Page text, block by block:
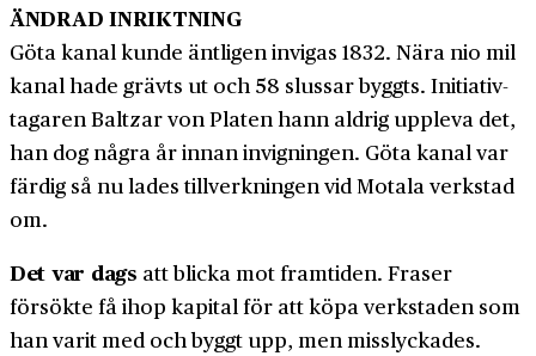
ÄNDRAD INRIKTNING
Göta kanal kunde äntligen invigas 1832. Nära nio mil
kanal hade grävts ut och 58 slussar byggts. Initiativ­
tagaren Baltzar von Platen hann aldrig uppleva det,
han dog några år innan invigningen. Göta kanal var
färdig så nu lades tillverkningen vid Motala verkstad
om.
Det var dags att blicka mot framtiden. Fraser
försökte få ihop kapital för att köpa verkstaden som
han varit med och byggt upp, men misslyckades.